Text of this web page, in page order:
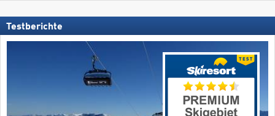
Testberichte